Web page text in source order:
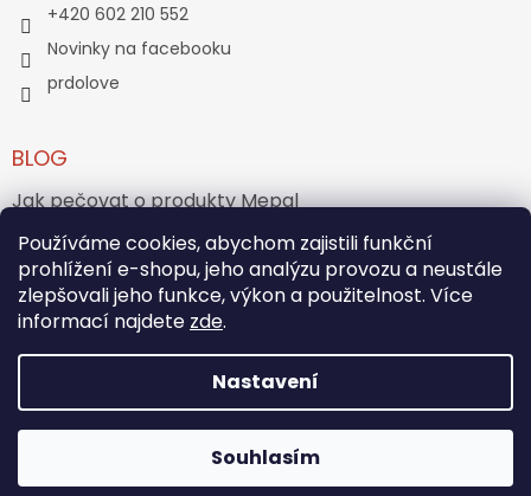
Používáme cookies, abychom zajistili funkční
prohlížení e-shopu, jeho analýzu provozu a neustále
zlepšovali jeho funkce, výkon a použitelnost. Více
informací najdete zde.
Nastavení
Souhlasím
+420 602 210 552
Novinky na facebooku
prdolove
BLOG
Jak pečovat o produkty Mepal
Jak vznikl medvídek Teddy Bear?
ARCHIV
Vytvořil Shoptet
PRĎOLOVÉ. Všechna práva vyhrazena.